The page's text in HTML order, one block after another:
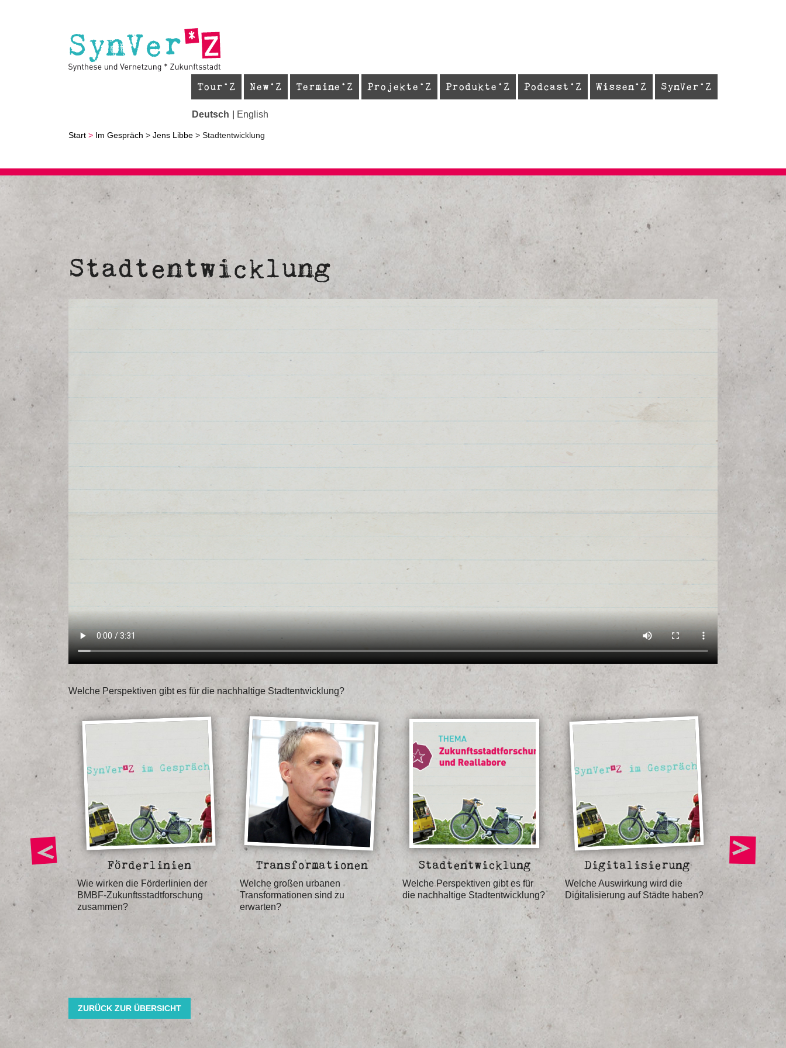
Tour New Termine Projekte Produkte Podcast Wissen SynVer
Deutsch English
Start > Im Gespräch > Jens Libbe > Stadtentwicklung
Stadtentwicklung
Welche Perspektiven gibt es für die nachhaltige Stadtentwicklung?
Förderlinien
Wie wirken die Förderlinien der
BMBF-Zukunftsstadtforschung
zusammen?
Transformationen
Welche großen urbanen
Transformationen sind zu
erwarten?
Stadtentwicklung
Welche Perspektiven gibt es für
die nachhaltige Stadtentwicklung?
Digitalisierung
Welche Auswirkung wird die
Digitalisierung auf Städte haben?
Welche
ZURÜCK ZUR ÜBERSICHT